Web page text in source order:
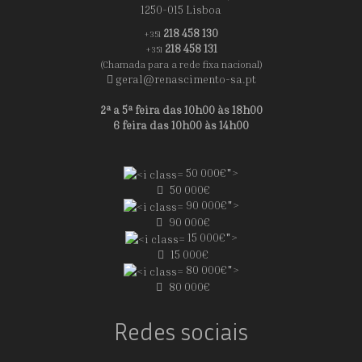
1250-015 Lisboa
+351 218 458 130
+351 218 458 131
(Chamada para a rede fixa nacional)
geral@renascimento-sa.pt
2ª a 5ª feira das 10h00 às 18h00
6 feira das 10h00 às 14h00
50 000€">
50 000€
90 000€">
90 000€
15 000€">
15 000€
80 000€">
80 000€
Redes sociais